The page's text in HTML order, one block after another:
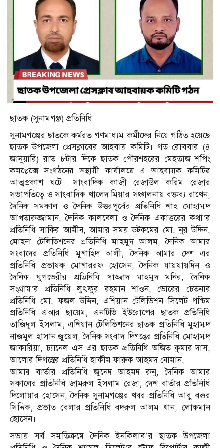
ছাতক (সুনামগঞ্জ) প্রতিনিধি
সুনামগঞ্জের ছাতকে কর্মরত গণমাধ্যম কর্মীদের নিয়ে গঠিত হয়েছে
ছাতক উপজেলা প্রেসক্লাবের আহবায় কমিটি। গত রোববার (৪
জানুয়ারি) রাত ৮টার দিকে ছাতক পৌরশহরের মেহতাজ শপিং
কমপ্লেক্সে সংগঠনের অস্থায়ী কার্যালয়ে এ আহবায়ক কমিটির
আত্মপ্রকাশ ঘটে। সাংবাদিক কাজী রেজাউল করিম রেজার
সভাপতিত্বে ও সাংবাদিক খালেদ মিয়ার সঞ্চালনায় বক্তব্য রাখেন,
দৈনিক সমকাল ও দৈনিক উত্তরপূর্বের প্রতিনিধি শাহ মোহাম্মদ
আখতারুজ্জামান, দৈনিক কালবেলা ও দৈনিক একাত্তরের কথা’র
প্রতিনিধি সাকির আমীন, আমার সময় ডটকমের মো. নুর উদ্দিন,
মোহনা টেলিভিশনের প্রতিনিধি মাহমুদ আলম, দৈনিক আমার
সংবাদের প্রতিনিধি মুশাহিদ আলী, দৈনিক আমার দেশ এর
প্রতিনিধি প্রভাষক মোশাররফ হোসেন, দৈনিক যায়যায়দিন ও
দৈনিক যুগভেরীর প্রতিনিধি সাজ্জাদ মাহমুদ মনির, দৈনিক
সংগ্রাম’র প্রতিনিধি লুৎফুর রহমান শাওন, ভোরের চেতনার
প্রতিনিধি মো. ফজল উদ্দিন, এশিয়ান টেলিভিশন সিলেট পশ্চিম
প্রতিনিধি এআর ছায়েম, এনটিভি ইউরোপের ছাতক প্রতিনিধি
তাজিদুল ইসলাম, এশিয়ান টেলিভিশনের ছাতক প্রতিনিধি মুহাম্মদ
নাজমুল হাসান জুয়েল, দৈনিক সংবাদ দিগন্তের প্রতিনিধি মোহাম্মদ
জাকারিয়া, চ্যানেল এস এর ছাতক প্রতিনিধি অজিত কুমার দাস,
আলোর দিগন্তের প্রতিনিধি হাকীম ফারুক আহমদ নোমান,
আমার বার্তার প্রতিনিধি জুনেদ আহমদ রুনু, দৈনিক আমার
সকালের প্রতিনিধি জামরুল ইসলাম রেজা, দেশ বার্তার প্রতিনিধি
দিলোয়ার হোসেন, দৈনিক সুনামগঞ্জের খবর প্রতিনিধি আবু বক্কর
সিদ্দিক, প্রভাত বেলার প্রতিনিধি বদরুল আলম খান, লোকমান
হোসেন।
সভায় সর্ব সম্মতিক্রমে দৈনিক ইনকিলাব’র ছাতক উপজেলা